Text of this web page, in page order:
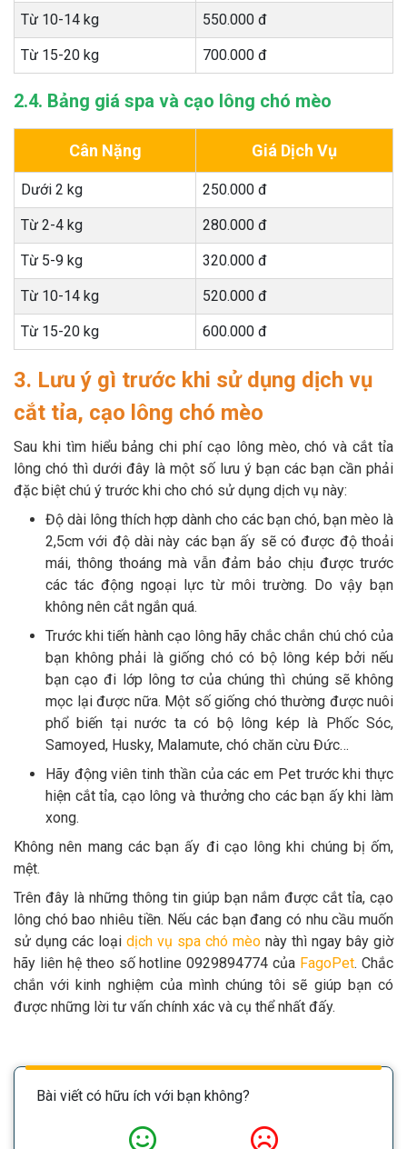
Từ 10-14 kg 550.000 đ
Từ 15-20 kg 700.000 đ
2.4. Bảng giá spa và cạo lông chó mèo
Cân Nặng Giá Dịch Vụ
Dưới 2 kg 250.000 đ
Từ 2-4 kg 280.000 đ
Từ 5-9 kg 320.000 đ
Từ 10-14 kg 520.000 đ
Từ 15-20 kg 600.000 đ
3. Lưu ý gì trước khi sử dụng dịch vụ
cắt tỉa, cạo lông chó mèo
Sau khi tìm hiểu bảng chi phí cạo lông mèo, chó và cắt tỉa
lông chó thì dưới đây là một số lưu ý bạn các bạn cần phải
đặc biệt chú ý trước khi cho chó sử dụng dịch vụ này:
Độ dài lông thích hợp dành cho các bạn chó, bạn mèo là
2,5cm với độ dài này các bạn ấy sẽ có được độ thoải
mái, thông thoáng mà vẫn đảm bảo chịu được trước
các tác động ngoại lực từ môi trường. Do vậy bạn
không nên cắt ngắn quá.
Trước khi tiến hành cạo lông hãy chắc chắn chú chó của
bạn không phải là giống chó có bộ lông kép bởi nếu
bạn cạo đi lớp lông tơ của chúng thì chúng sẽ không
mọc lại được nữa. Một số giống chó thường được nuôi
phổ biến tại nước ta có bộ lông kép là Phốc Sóc,
Samoyed, Husky, Malamute, chó chăn cừu Đức…
Hãy động viên tinh thần của các em Pet trước khi thực
hiện cắt tỉa, cạo lông và thưởng cho các bạn ấy khi làm
xong.
Không nên mang các bạn ấy đi cạo lông khi chúng bị ốm,
mệt.
Trên đây là những thông tin giúp bạn nắm được cắt tỉa, cạo
lông chó bao nhiêu tiền. Nếu các bạn đang có nhu cầu muốn
sử dụng các loại dịch vụ spa chó mèo này thì ngay bây giờ
hãy liên hệ theo số hotline 0929894774 của FagoPet. Chắc
chắn với kinh nghiệm của mình chúng tôi sẽ giúp bạn có
được những lời tư vấn chính xác và cụ thể nhất đấy.
Bài viết có hữu ích với bạn không?